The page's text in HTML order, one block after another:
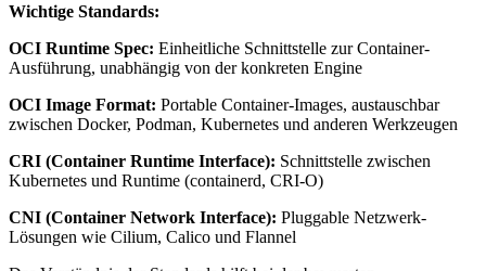
Wichtige Standards:
OCI Runtime Spec: Einheitliche Schnittstelle zur Container-
Ausführung, unabhängig von der konkreten Engine
OCI Image Format: Portable Container-Images, austauschbar
zwischen Docker, Podman, Kubernetes und anderen Werkzeugen
CRI (Container Runtime Interface): Schnittstelle zwischen
Kubernetes und Runtime (containerd, CRI-O)
CNI (Container Network Interface): Pluggable Netzwerk-
Lösungen wie Cilium, Calico und Flannel